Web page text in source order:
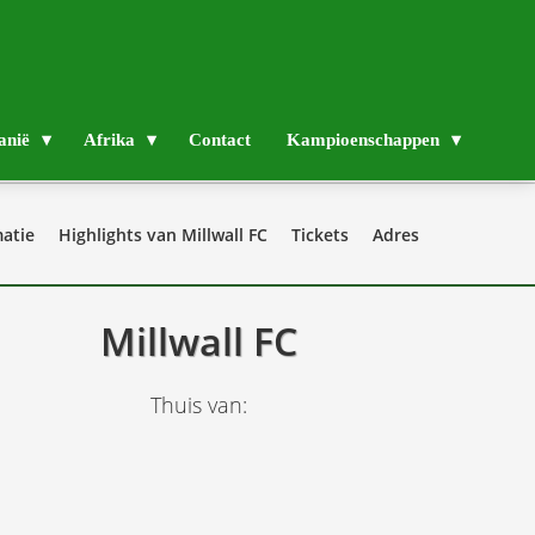
Afrika Contact Kampioenschappen
Highlights van Millwall FC Tickets Adres
Millwall FC
Thuis van: